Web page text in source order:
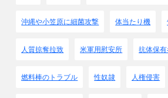
沖縄や小笠原に細菌攻撃 体当たり機
人質掠奪拉致 米軍用慰安所 抗体保
燃料棒のトラブル 性奴隷 人権侵害